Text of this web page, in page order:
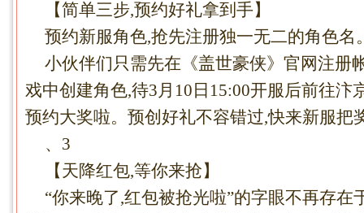
【简单三步,预约好礼拿到手】
预约新服角色,抢先注册独一无二的角色名
小伙伴们只需先在《盖世豪侠》官网注册
戏中创建角色,待3月10日15:00开服后前往汴
预约大奖啦。预创好礼不容错过,快来新服把
、3
【天降红包,等你来抢】
“你来晚了,红包被抢光啦”的字眼不再存在